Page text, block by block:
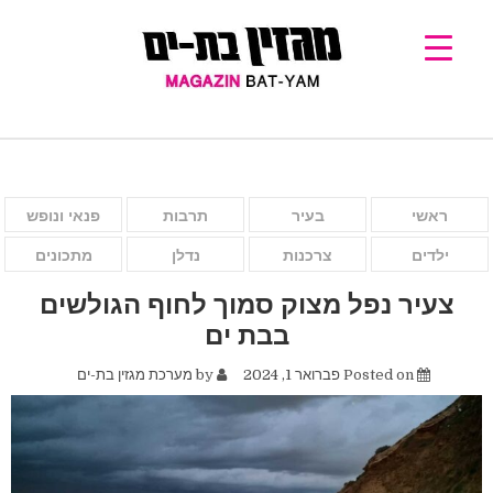
ראשי בעיר תרבות פנאי ונופש
ילדים צרכנות נדלן מתכונים
צעיר נפל מצוק סמוך לחוף הגולשים
בבת ים
Posted on פברואר 1, 2024 by מערכת מגזין בת-ים